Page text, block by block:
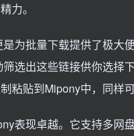
力。
为批量下载提供了极大
选出这些链接供你选择
粘贴到Mipony中，同样
表现卓越。它支持多网